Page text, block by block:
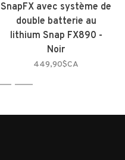
SnapFX avec système de
double batterie au
lithium Snap FX890 -
Noir
449,90$CA
3 4